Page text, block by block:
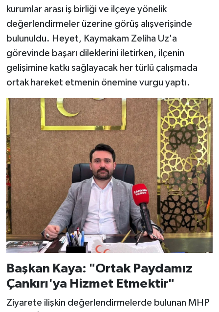
kurumlar arası iş birliği ve ilçeye yönelik
değerlendirmeler üzerine görüş alışverişinde
bulunuldu. Heyet, Kaymakam Zeliha Uz'a
görevinde başarı dileklerini iletirken, ilçenin
gelişimine katkı sağlayacak her türlü çalışmada
ortak hareket etmenin önemine vurgu yaptı.
Başkan Kaya: "Ortak Paydamız
Çankırı'ya Hizmet Etmektir"
Ziyarete ilişkin değerlendirmelerde bulunan MHP